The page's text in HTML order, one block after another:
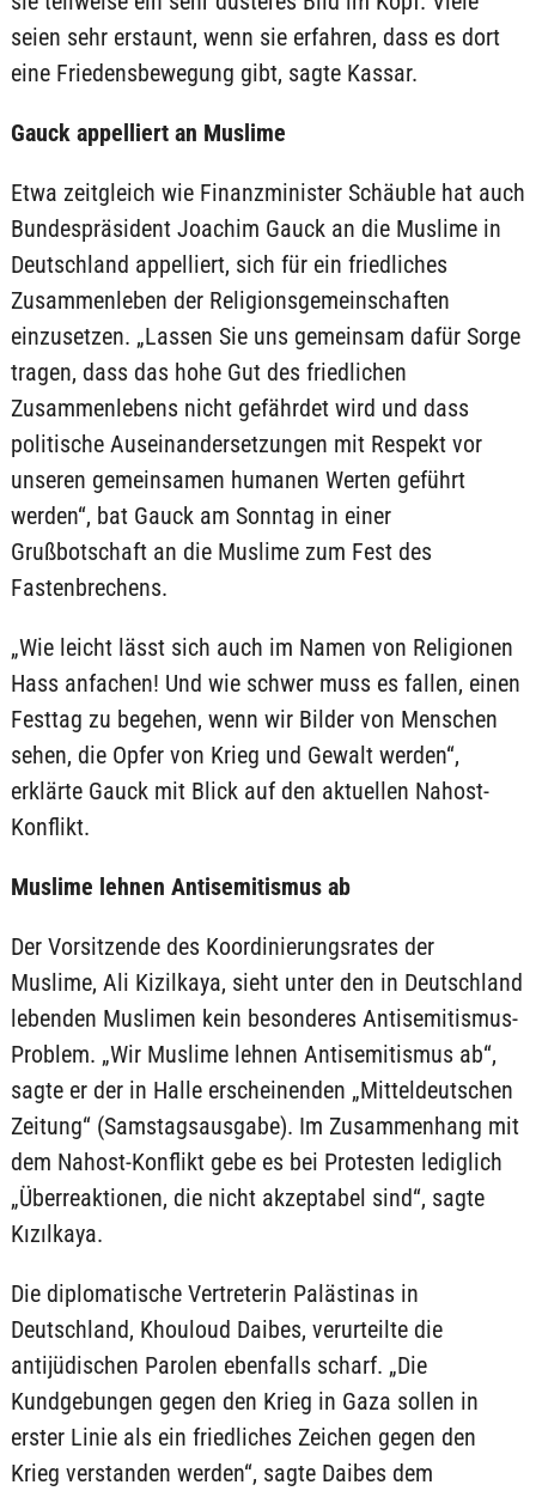
seien sehr erstaunt, wenn sie erfahren, dass es dort
eine Friedensbewegung gibt, sagte Kassar.
Gauck appelliert an Muslime
Etwa zeitgleich wie Finanzminister Schäuble hat auch
Bundespräsident Joachim Gauck an die Muslime in
Deutschland appelliert, sich für ein friedliches
Zusammenleben der Religionsgemeinschaften
einzusetzen. „Lassen Sie uns gemeinsam dafür Sorge
tragen, dass das hohe Gut des friedlichen
Zusammenlebens nicht gefährdet wird und dass
politische Auseinandersetzungen mit Respekt vor
unseren gemeinsamen humanen Werten geführt
werden“, bat Gauck am Sonntag in einer
Grußbotschaft an die Muslime zum Fest des
Fastenbrechens.
„Wie leicht lässt sich auch im Namen von Religionen
Hass anfachen! Und wie schwer muss es fallen, einen
Festtag zu begehen, wenn wir Bilder von Menschen
sehen, die Opfer von Krieg und Gewalt werden“,
erklärte Gauck mit Blick auf den aktuellen Nahost-
Konflikt.
Muslime lehnen Antisemitismus ab
Der Vorsitzende des Koordinierungsrates der
Muslime, Ali Kizilkaya, sieht unter den in Deutschland
lebenden Muslimen kein besonderes Antisemitismus-
Problem. „Wir Muslime lehnen Antisemitismus ab“,
sagte er der in Halle erscheinenden „Mitteldeutschen
Zeitung“ (Samstagsausgabe). Im Zusammenhang mit
dem Nahost-Konflikt gebe es bei Protesten lediglich
„Überreaktionen, die nicht akzeptabel sind“, sagte
Kızılkaya.
Die diplomatische Vertreterin Palästinas in
Deutschland, Khouloud Daibes, verurteilte die
antijüdischen Parolen ebenfalls scharf. „Die
Kundgebungen gegen den Krieg in Gaza sollen in
erster Linie als ein friedliches Zeichen gegen den
Krieg verstanden werden“, sagte Daibes dem